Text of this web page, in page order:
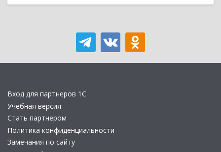
Вход для партнеров 1С
Учебная версия
Стать партнером
Политика конфиденциальности
Замечания по сайту